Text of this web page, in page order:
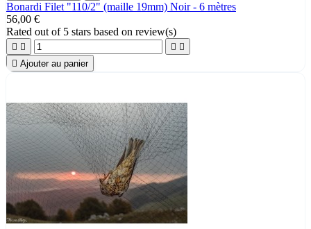
Bonardi Filet "110/2" (maille 19mm) Noir - 6 mètres
56,00 €
Rated out of 5 stars based on review(s)
   
 Ajouter au panier